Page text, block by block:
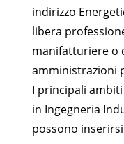
indirizzo
libera
manifatturiere o
amministrazioni
I principali
in Ingegneria
possono